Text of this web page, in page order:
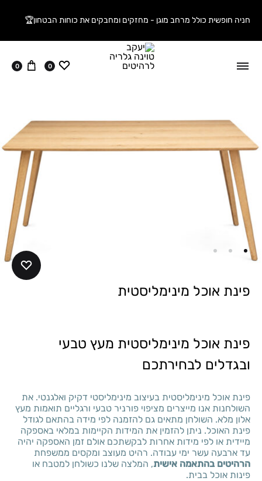
חניה חופשית כולל מרחב מוגן - מחזקים ומחבקים את כוחות הבטחון🏆
ווישליסט
0 עגלה
0
פינת אוכל מינימליסטית
פינת אוכל מינימליסטית מעץ טבעי
ובגדלים לבחירתכם
פינת אוכל מינימליסטית בעיצוב מינימליסטי דקיק ואלגנטי. את
השולחנות אנו מייצרים מציפוי פורניר טבעי ורגליים תואמות מעץ
אלון מלא. השולחן מתאים גם להזמנה לפי מידה בהתאם לגודל
פינת האוכל. ניתן להזמין את המידות הקיימות במלאי באספקה
מיידית או לפי מידות אחרות לבקשתכם אולם זמן האספקה יהיה
עד ארבעה עשר ימי עבודה. רהיט מעוצב ומקסים ממשפחת
הרהיטים בהתאמה אישית, המלצה שלנו כשולחן למטבח או
פינות אוכל בבית.